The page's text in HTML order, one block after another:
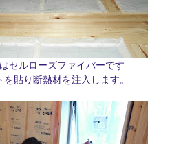
セルローズファイバーです
貼り断熱材を注入します。